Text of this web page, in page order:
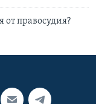
от правосудия?